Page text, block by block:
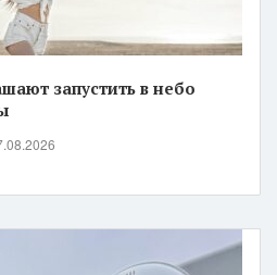
запустить в небо